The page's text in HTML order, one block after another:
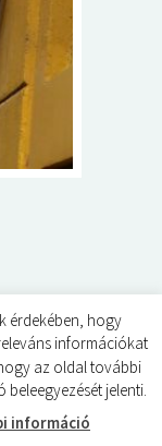
2024
érdekében, hogy
információkat
az oldal további
jelenti.
információ